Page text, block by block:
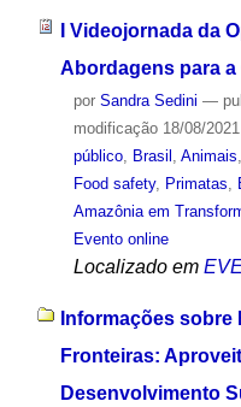
I Videojornada da
Abordagens para
por Sandra Sedini —
modificação18/08/
público, Brasil , Animais,
Food safety, Primatas,
Amazônia em
Evento online
Localizado em
Informações
Fronteiras:
Desenvolvimento